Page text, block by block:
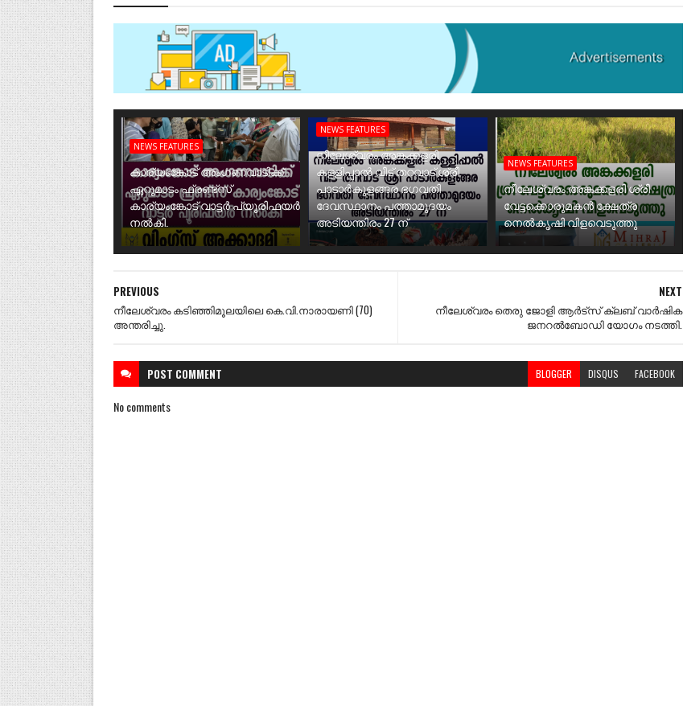
NEWS FEATURES
കാര്യംങ്കോട് അംഗണവാടിക്ക്
ഏറുമാടം ഫ്രണ്ട്സ്
കാര്യംങ്കോട് വാട്ടർ പ്യൂരിഫയർ
നൽകി.
NEWS FEATURES
നീലേശ്വരം അങ്കക്കളരി
കള്ളിപ്പാൽ വീട് തറവാട് ശ്രീ
പാടാർകുളങ്ങര ഭഗവതി
ദേവസ്ഥാനം പത്താമുദയം
അടിയന്തിരം 27 ന്
NEWS FEATURES
നീലേശ്വരം അങ്കക്കളരി ശ്രീ
വേട്ടക്കൊരുമകൻ ക്ഷേത്ര
നെൽകൃഷി വിളവെടുത്തു
NEXT
നീലേശ്വരം തെരു ജോളി ആര്‍ട്‌സ്‌ ക്ലബ്‌ വാര്‍ഷിക
ജനറല്‍ബോഡി യോഗം നടത്തി.
PREVIOUS
നീലേശ്വരം കടിഞ്ഞിമൂലയിലെ കെ.വി.നാരായണി (70)
അന്തരിച്ചു.
POST COMMENT BLOGGER DISQUS FACEBOOK
No comments